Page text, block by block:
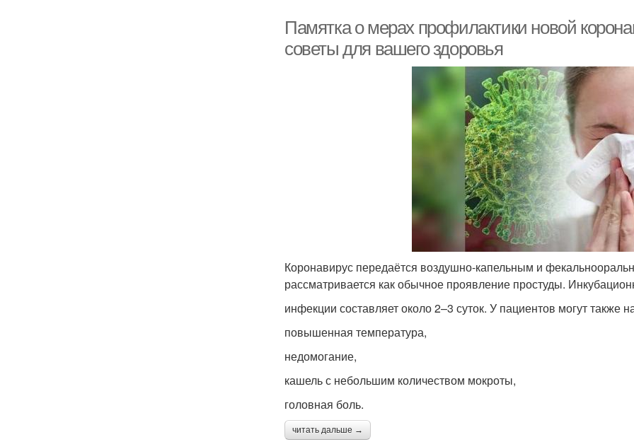
Памятка о мерах профилактики новой
советы для вашего здоровья
Коронавирус передаётся воздушно-капельным и
рассматривается как обычное проявление простуды.
инфекции составляет около 2–3 суток. У пациентов могут
повышенная температура,
недомогание,
кашель с небольшим количеством мокроты,
головная боль.
читать дальше →